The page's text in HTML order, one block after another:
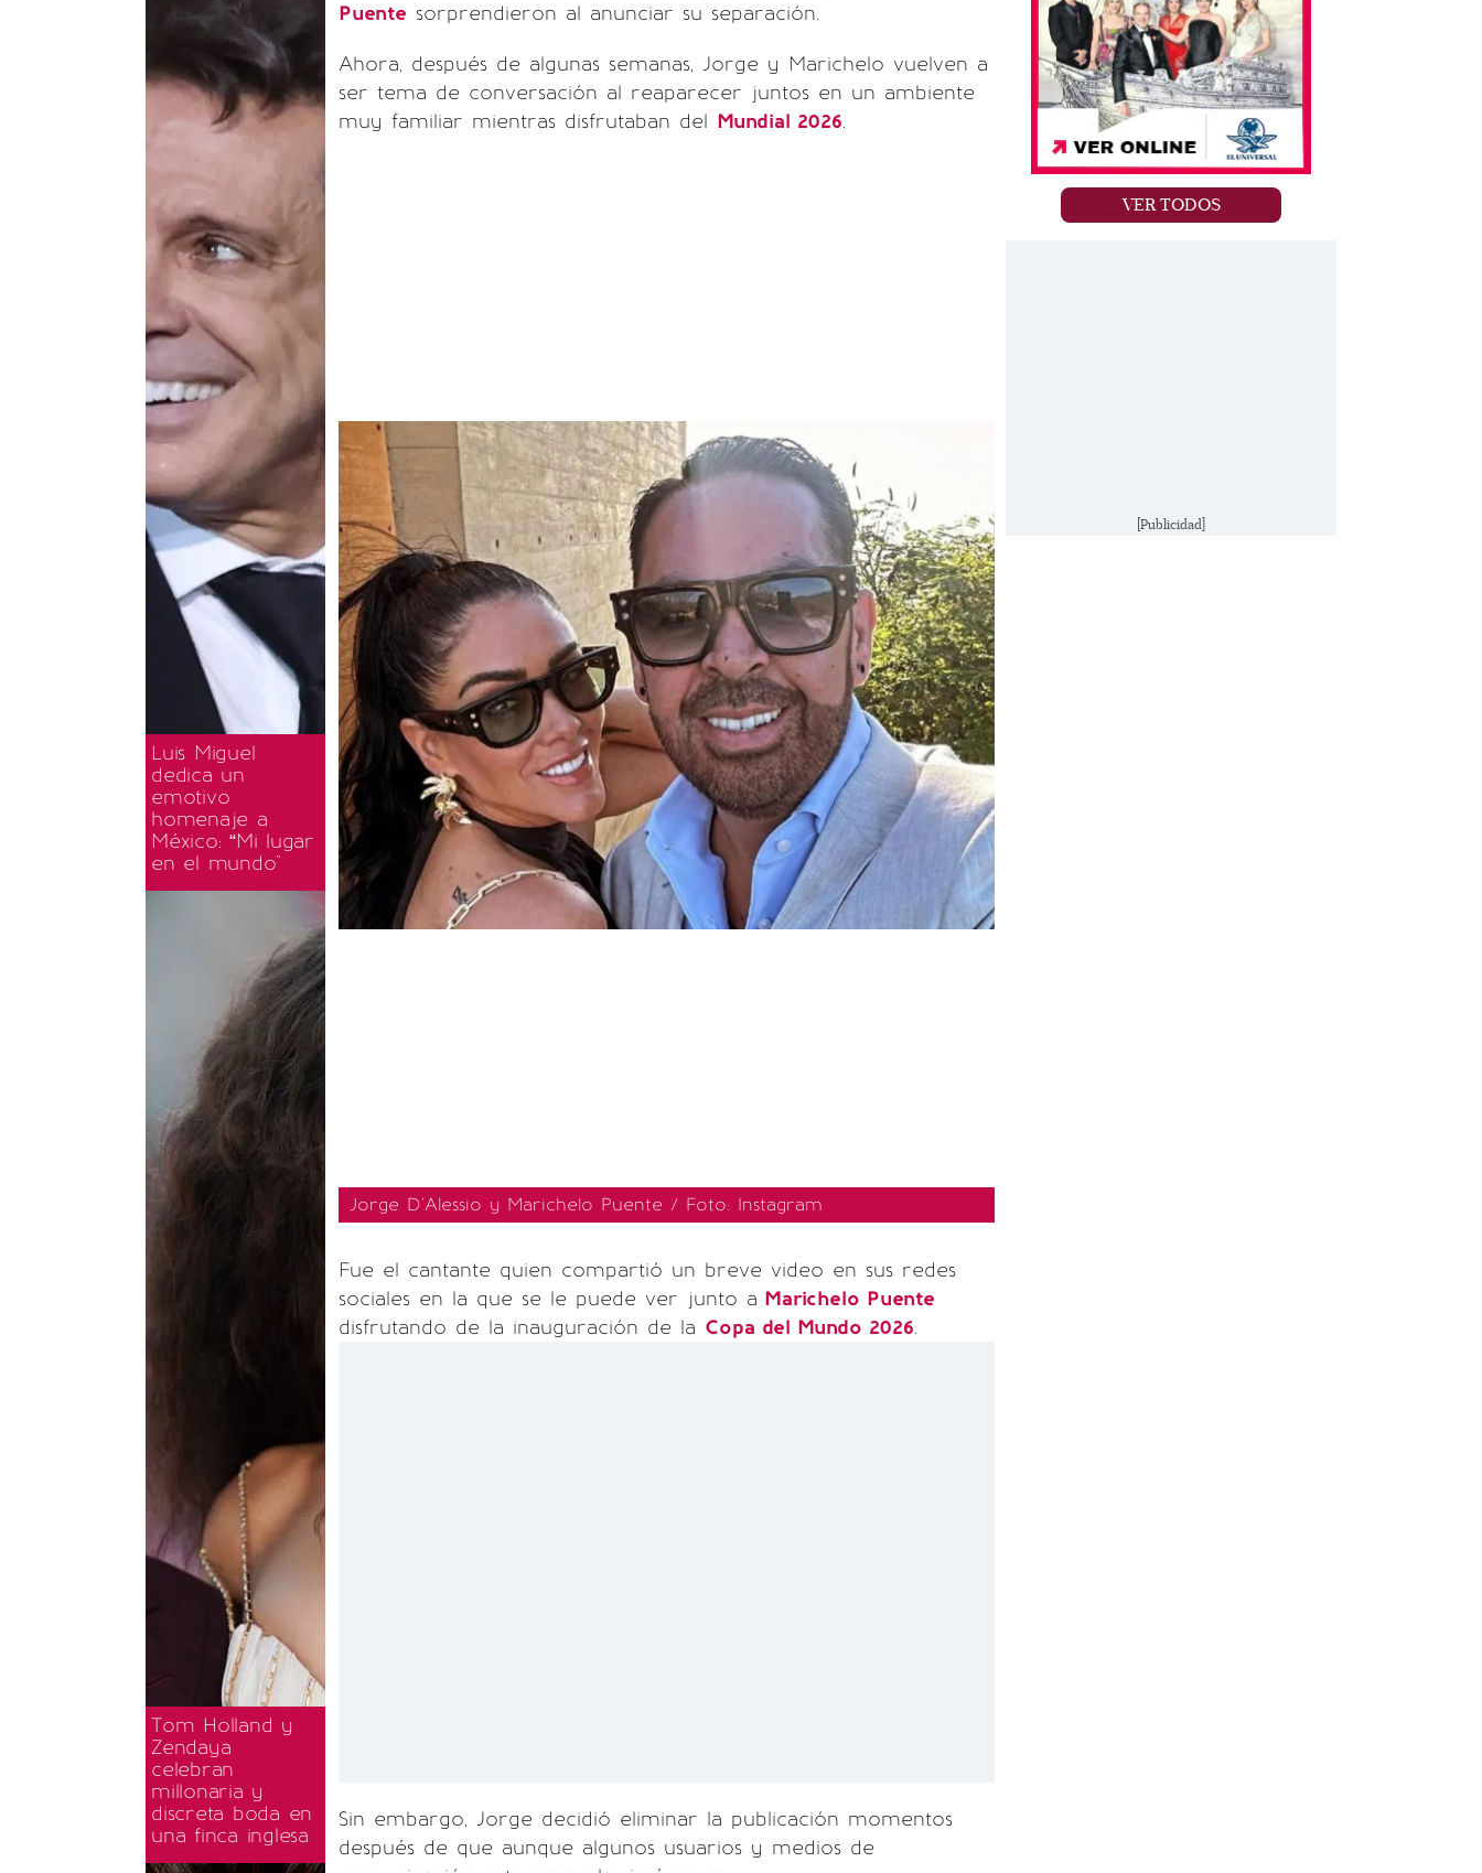
Luis Miguel
dedica un
emotivo
homenaje a
México: “Mi lugar
en el mundo"
Tom Holland y
Zendaya
celebran
millonaria y
discreta boda en
una finca inglesa
Puente sorprendieron al anunciar su separación.
Ahora, después de algunas semanas, Jorge y Marichelo vuelven a
ser tema de conversación al reaparecer juntos en un ambiente
muy familiar mientras disfrutaban del Mundial 2026.
Jorge D'Alessio y Marichelo Puente / Foto: Instagram
Fue el cantante quien compartió un breve video en sus redes
sociales en la que se le puede ver junto a Marichelo Puente
disfrutando de la inauguración de la Copa del Mundo 2026.
Sin embargo, Jorge decidió eliminar la publicación momentos
después de que aunque algunos usuarios y medios de
VER TODOS
[Publicidad]